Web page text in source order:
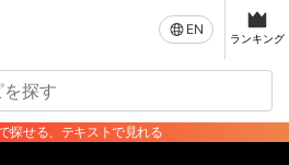
EN
ランキング
探せる、テキストで見れる